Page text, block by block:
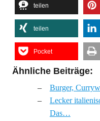
teilen
teilen
Pocket
Ähnliche Beiträge:
Burger,
Lecker
Das…